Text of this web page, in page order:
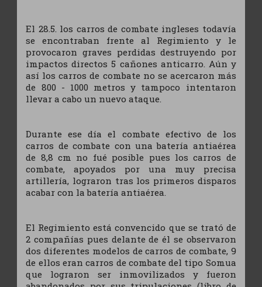
El 28.5. los carros de combate ingleses todavía
se encontraban frente al Regimiento y le
provocaron graves perdidas destruyendo por
impactos directos 5 cañones anticarro. Aún y
así los carros de combate no se acercaron más
de 800 - 1000 metros y tampoco intentaron
llevar a cabo un nuevo ataque.
Durante ese día el combate efectivo de los
carros de combate con una batería antiaérea
de 8,8 cm no fué posible pues los carros de
combate, apoyados por una muy precisa
artillería, lograron tras los primeros disparos
acabar con la batería antiaérea.
El Regimiento está convencido que se trató de
2 compañías pues delante de él se observaron
dos diferentes modelos de carros de combate, 9
de ellos eran carros de combate del tipo Somua
que lograron ser inmovilizados y fueron